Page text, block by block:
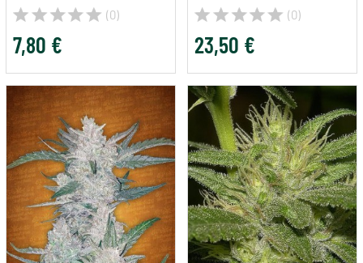
(0)
7,80 €
(0)
23,50 €